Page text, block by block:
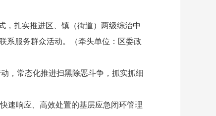
扎实推进区、镇（街道）两级综治中
系服务群众活动。（牵头单位：区委政
，常态化推进扫黑除恶斗争，抓实抓细
速响应、高效处置的基层应急闭环管理